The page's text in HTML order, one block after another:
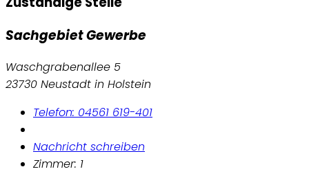
Sachgebiet Gewerbe
Waschgrabenallee 5
23730 Neustadt in Holstein
Telefon: 04561 619-401
Nachricht schreiben
Zimmer: 1